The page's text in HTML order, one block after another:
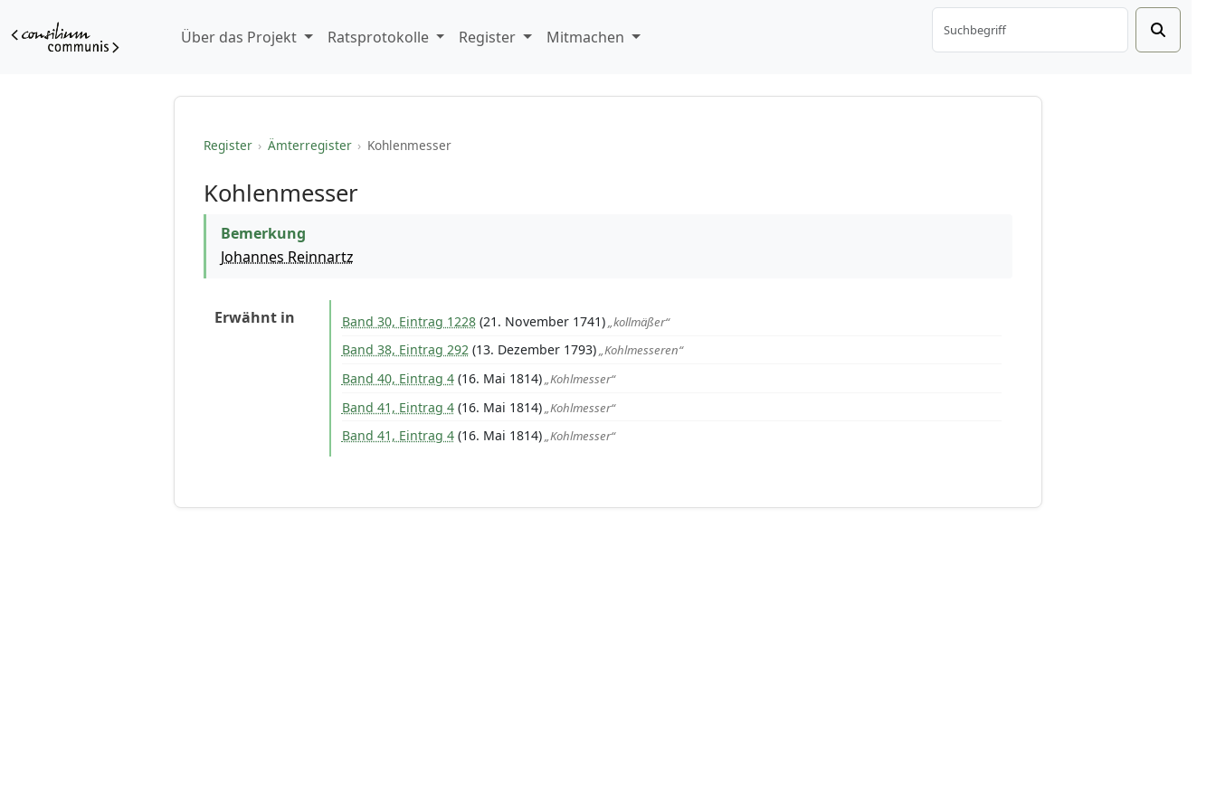
Über das Projekt Ratsprotokolle Register Mitmachen
Register › Ämterregister › Kohlenmesser
Kohlenmesser
Bemerkung
Johannes Reinnartz
Erwähnt in Band 30, Eintrag 1228(21. November 1741)„kollmäßer“
Band 38, Eintrag 292(13. Dezember 1793)„Kohlmesseren“
Band 40, Eintrag 4(16. Mai 1814)„Kohlmesser“
Band 41, Eintrag 4(16. Mai 1814)„Kohlmesser“
Band 41, Eintrag 4(16. Mai 1814)„Kohlmesser“